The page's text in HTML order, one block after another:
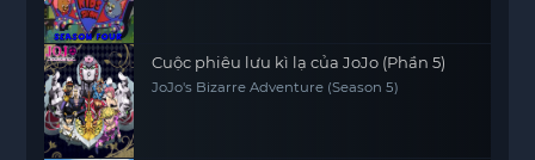
Cuộc phiêu lưu kì lạ của JoJo (Phần 5)
JoJo's Bizarre Adventure (Season 5)